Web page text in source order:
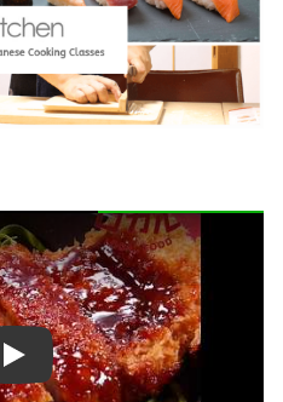
Play